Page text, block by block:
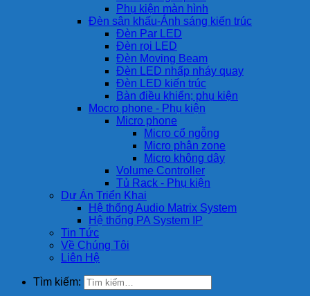
Phụ kiện màn hình
Đèn sân khấu-Ánh sáng kiến trúc
Đèn Par LED
Đèn rọi LED
Đèn Moving Beam
Đèn LED nhấp nháy quay
Đèn LED kiến trúc
Bàn điều khiển; phụ kiện
Mocro phone - Phụ kiện
Micro phone
Micro cổ ngỗng
Micro phân zone
Micro không dây
Volume Controller
Tủ Rack - Phụ kiện
Dự Án Triển Khai
Hệ thống Audio Matrix System
Hệ thống PA System IP
Tin Tức
Về Chúng Tôi
Liên Hệ
Tìm kiếm: